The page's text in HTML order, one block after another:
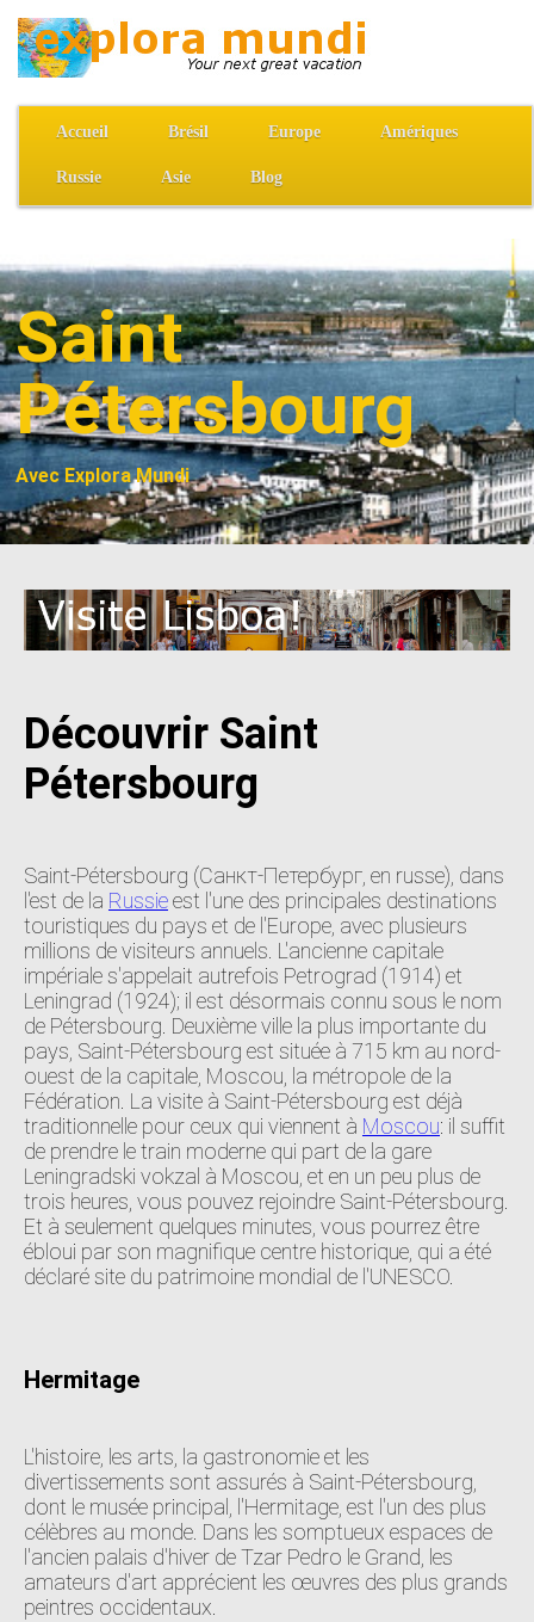
Accueil Brésil Europe Amériques
Russie Asie Blog
Saint
Pétersbourg
Avec Explora Mundi
Découvrir Saint
Pétersbourg
Saint-Pétersbourg (Санкт-Петербург, en russe), dans
l'est de la Russieest l'une des principales destinations
touristiques du pays et de l'Europe, avec plusieurs
millions de visiteurs annuels. L'ancienne capitale
impériale s'appelait autrefois Petrograd (1914) et
Leningrad (1924); il est désormais connu sous le nom
de Pétersbourg. Deuxième ville la plus importante du
pays, Saint-Pétersbourg est située à 715 km au nord-
ouest de la capitale, Moscou, la métropole de la
Fédération. La visite à Saint-Pétersbourg est déjà
traditionnelle pour ceux qui viennent à Moscou: il suffit
de prendre le train moderne qui part de la gare
Leningradski vokzal à Moscou, et en un peu plus de
trois heures, vous pouvez rejoindre Saint-Pétersbourg.
Et à seulement quelques minutes, vous pourrez être
ébloui par son magnifique centre historique, qui a été
déclaré site du patrimoine mondial de l'UNESCO.
Hermitage
L'histoire, les arts, la gastronomie et les
divertissements sont assurés à Saint-Pétersbourg,
dont le musée principal, l'Hermitage, est l'un des plus
célèbres au monde. Dans les somptueux espaces de
l'ancien palais d'hiver de Tzar Pedro le Grand, les
amateurs d'art apprécient les œuvres des plus grands
peintres occidentaux.